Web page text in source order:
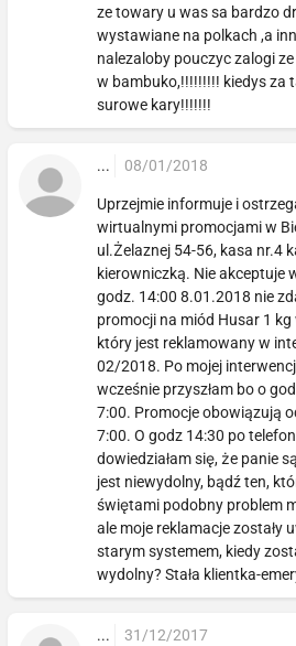
ze towary u was sa bardzo
wystawiane na polkach ,a
nalezaloby pouczyc zalogi
w bambuko,!!!!!!!!! kiedys za
surowe kary!!!!!!!
... 08/01/2018
Uprzejmie informuje i
wirtualnymi promocjami w
ul.Żelaznej 54-56, kasa nr.4
kierowniczką. Nie akceptuje
godz. 14:00 8.01.2018 nie
promocji na miód Husar 1 kg
który jest reklamowany w
02/2018. Po mojej
wcześnie przyszłam bo o
7:00. Promocje obowiązują
7:00. O godz 14:30 po
dowiedziałam się, że panie
jest niewydolny, bądź ten,
świętami podobny problem
ale moje reklamacje zostały
starym systemem, kiedy
wydolny? Stała klientka-
... 31/12/2017